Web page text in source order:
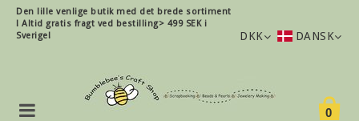
Den lille venlige butik med det brede sortiment
! Altid gratis fragt ved bestilling> 499 SEK i
Sverige!
DKK DANSK
0